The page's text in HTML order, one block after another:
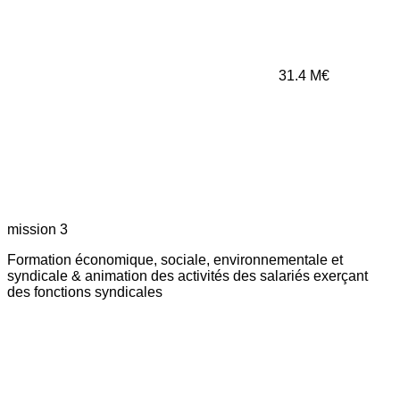
31.4 M€
mission 3
Formation économique, sociale, environnementale et
syndicale & animation des activités des salariés exerçant
des fonctions syndicales